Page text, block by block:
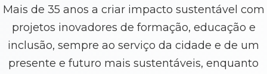
Mais de 35 anos a criar impacto sustentável com
projetos inovadores de formação, educação e
inclusão, sempre ao serviço da cidade e de um
presente e futuro mais sustentáveis, enquanto